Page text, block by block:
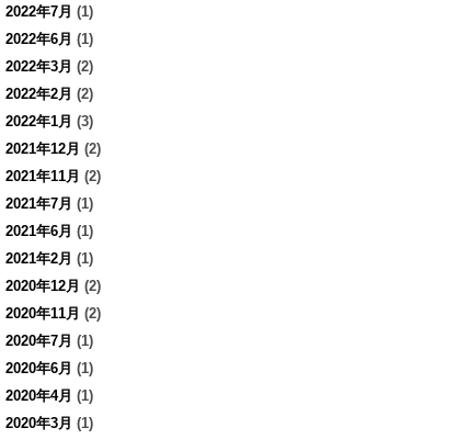
2022年7月 (1)
2022年6月 (1)
2022年3月 (2)
2022年2月 (2)
2022年1月 (3)
2021年12月 (2)
2021年11月 (2)
2021年7月 (1)
2021年6月 (1)
2021年2月 (1)
2020年12月 (2)
2020年11月 (2)
2020年7月 (1)
2020年6月 (1)
2020年4月 (1)
2020年3月 (1)